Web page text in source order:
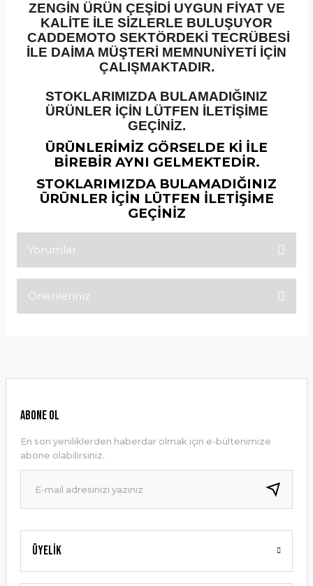
ZENGİN ÜRÜN ÇEŞİDİ UYGUN FİYAT VE
KALİTE İLE SİZLERLE BULUŞUYOR
CADDEMOTO SEKTÖRDEKİ TECRÜBESİ
İLE DAİMA MÜŞTERİ MEMNUNİYETİ İÇİN
ÇALIŞMAKTADIR.
STOKLARIMIZDA BULAMADIĞINIZ
ÜRÜNLER İÇİN LÜTFEN İLETİŞİME
GEÇİNİZ.
ÜRÜNLERİMİZ GÖRSELDE Kİ İLE
BİREBİR AYNI GELMEKTEDİR.
STOKLARIMIZDA BULAMADIĞINIZ
ÜRÜNLER İÇİN LÜTFEN İLETİŞİME
GEÇİNİZ
Yorumlar
Önerileriniz
Ürün resmi kalitesiz, bozuk veya görüntülenemiyor.
Ürün bilgilerinde hatalar bulunuyor.
Ürün fiyatı diğer sitelerden daha pahalı.
Bu ürüne benzer farklı alternatifler olmalı.
Gönder
Üyelik
ABONE OL
En son yeniliklerden haberdar olmak için e-bültenimize
abone olabilirsiniz.